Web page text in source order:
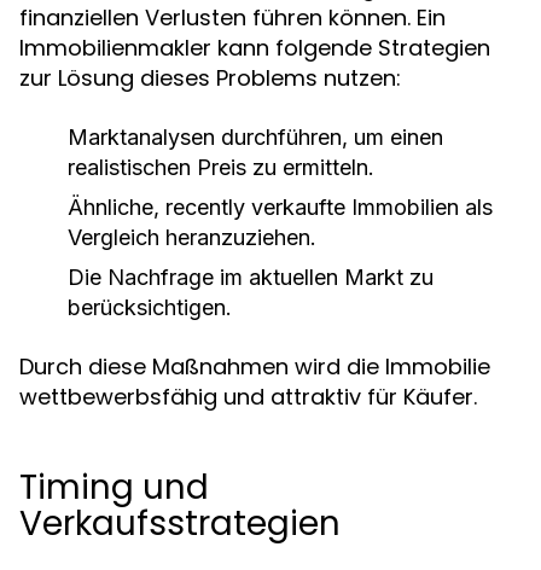
finanziellen Verlusten führen können. Ein
Immobilienmakler kann folgende Strategien
zur Lösung dieses Problems nutzen:
Marktanalysen durchführen, um einen
realistischen Preis zu ermitteln.
Ähnliche, recently verkaufte Immobilien als
Vergleich heranzuziehen.
Die Nachfrage im aktuellen Markt zu
berücksichtigen.
Durch diese Maßnahmen wird die Immobilie
wettbewerbsfähig und attraktiv für Käufer.
Timing und
Verkaufsstrategien